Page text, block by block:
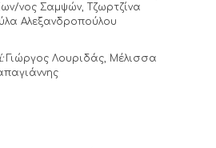
νος Σαμψών, Τζωρτζίνα
Αλεξανδροπούλου
Γιώργος Λουριδάς, Μέλισσα